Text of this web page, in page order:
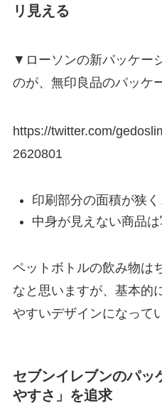
リ見える
▼ローソンの新パッケー
のが、無印良品のパッケ
https://twitter.com/
2620801
印刷部分の面積が狭
中身が見えない商品
ペットボトルの飲み物は
なと思いますが、基本的
やすいデザインになって
セブンイレブンのパッ
やすさ」を追求